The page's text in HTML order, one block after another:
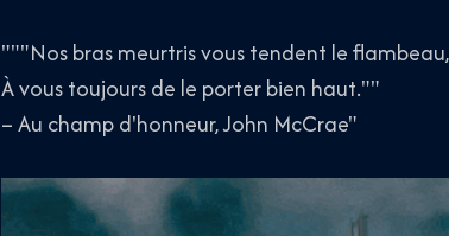
"""Nos bras meurtris vous tendent le flambeau,
À vous toujours de le porter bien haut.""
– Au champ d'honneur, John McCrae"